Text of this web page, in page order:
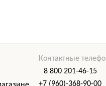
Контактные
8 800 201-46-15
+7 (960)-368-90-00